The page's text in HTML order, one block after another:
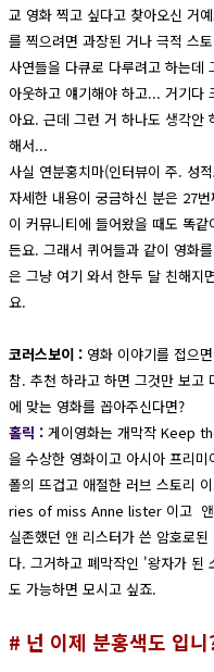
교 영화 찍고 싶다고 찾아오신 거
를 찍으려면 과장된 거나 극적 스
사연들을 다큐로 다루려고 하는데
아웃하고 얘기해야 하고... 거기다
아요. 근데 그런 거 하나도 생각안
해서...
사실 연분홍치마(인터뷰이 주. 성
자세한 내용이 궁금하신 분은 27
이 커뮤니티에 들어왔을 때도 똑
든요. 그래서 퀴어들과 같이 영화
은 그냥 여기 와서 한두 달 친해지
요.
코러스보이 : 영화 이야기를 접으
참. 추천 하라고 하면 그것만 보고
에 맞는 영화를 꼽아주신다면?
홀릭 : 게이영화는 개막작 Keep
을 수상한 영화이고 아시아 프리
폴의 뜨겁고 애절한 러브 스토리
ries of miss Anne lister 이고 앤
실존했던 앤 리스터가 쓴 암호로
다. 그거하고 폐막작인 '왕자가 된
도 가능하면 모시고 싶죠.
# 넌 이제 분홍색도 입니